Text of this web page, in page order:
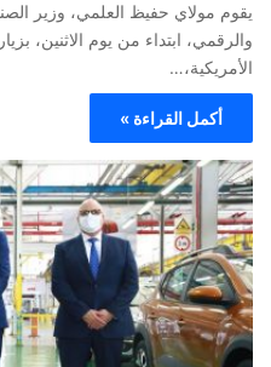
يقوم مولاي حفيظ العلمي، وزير
والرقمي، ابتداء من يوم الاثنين،
الأمريكية،…
أكمل القراءة »